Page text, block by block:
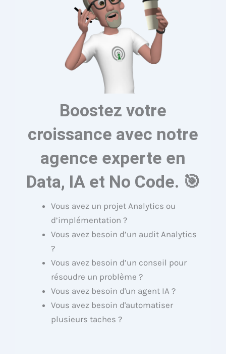
Boostez votre
croissance avec notre
agence experte en
Data, IA et No Code. 🎯
Vous avez un projet Analytics ou
d’implémentation ?
Vous avez besoin d’un audit Analytics
?
Vous avez besoin d’un conseil pour
résoudre un problème ?
Vous avez besoin d'un agent IA ?
Vous avez besoin d'automatiser
plusieurs taches ?